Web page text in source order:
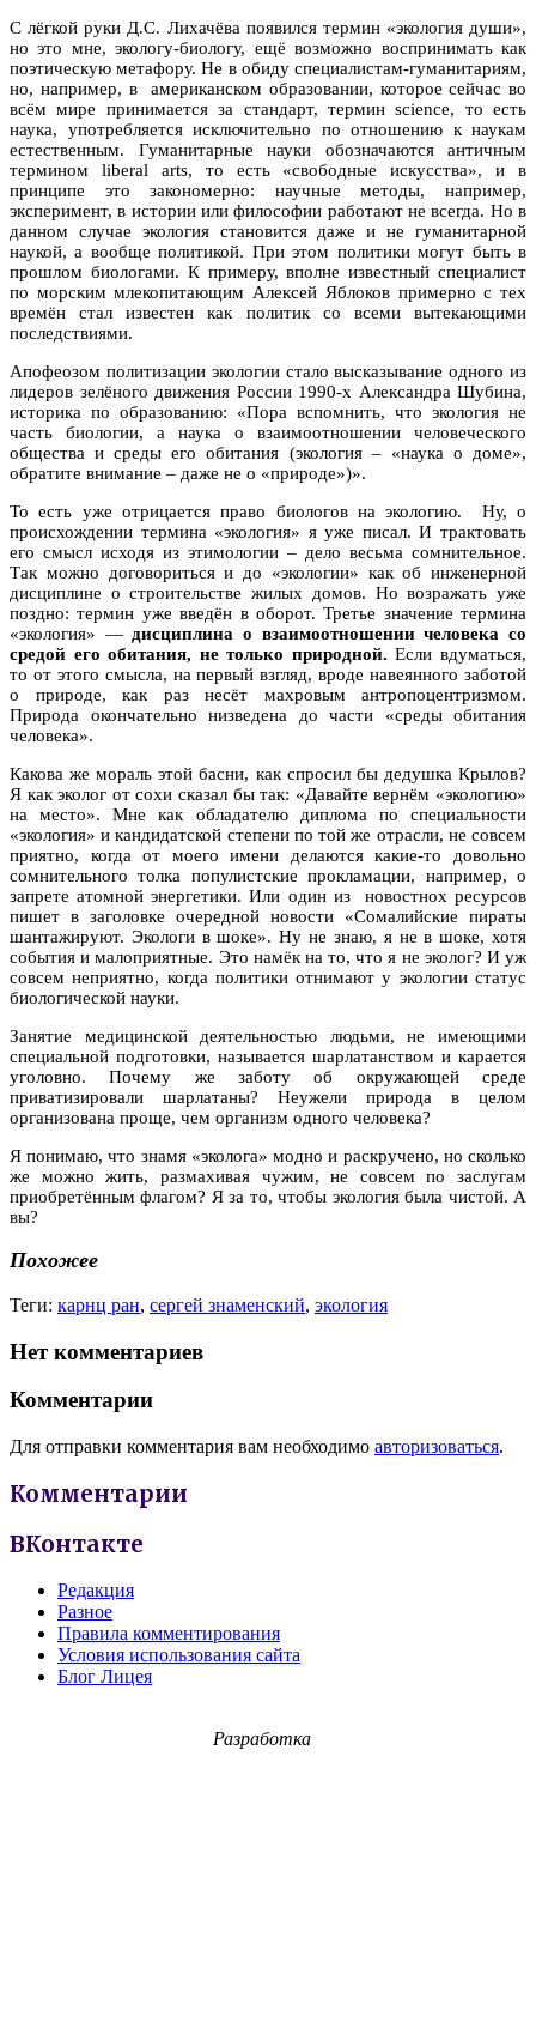
С лёгкой руки Д.С. Лихачёва появился термин «экология души»,
но это мне, экологу-биологу, ещё возможно воспринимать как
поэтическую метафору. Не в обиду специалистам-гуманитариям,
но, например, в американском образовании, которое сейчас во
всём мире принимается за стандарт, термин science, то есть
наука, употребляется исключительно по отношению к наукам
естественным. Гуманитарные науки обозначаются античным
термином liberal arts, то есть «свободные искусства», и в
принципе это закономерно: научные методы, например,
эксперимент, в истории или философии работают не всегда. Но в
данном случае экология становится даже и не гуманитарной
наукой, а вообще политикой. При этом политики могут быть в
прошлом биологами. К примеру, вполне известный специалист
по морским млекопитающим Алексей Яблоков примерно с тех
времён стал известен как политик со всеми вытекающими
последствиями.
Апофеозом политизации экологии стало высказывание одного из
лидеров зелёного движения России 1990-х Александра Шубина,
историка по образованию: «Пора вспомнить, что экология не
часть биологии, а наука о взаимоотношении человеческого
общества и среды его обитания (экология – «наука о доме»,
обратите внимание – даже не о «природе»)».
То есть уже отрицается право биологов на экологию. Ну, о
происхождении термина «экология» я уже писал. И трактовать
его смысл исходя из этимологии – дело весьма сомнительное.
Так можно договориться и до «экологии» как об инженерной
дисциплине о строительстве жилых домов. Но возражать уже
поздно: термин уже введён в оборот. Третье значение термина
«экология» — дисциплина о взаимоотношении человека со
средой его обитания, не только природной.Если вдуматься,
то от этого смысла, на первый взгляд, вроде навеянного заботой
о природе, как раз несёт махровым антропоцентризмом.
Природа окончательно низведена до части «среды обитания
человека».
Какова же мораль этой басни, как спросил бы дедушка Крылов?
Я как эколог от сохи сказал бы так: «Давайте вернём «экологию»
на место». Мне как обладателю диплома по специальности
«экология» и кандидатской степени по той же отрасли, не совсем
приятно, когда от моего имени делаются какие-то довольно
сомнительного толка популистские прокламации, например, о
запрете атомной энергетики. Или один из новостнох ресурсов
пишет в заголовке очередной новости «Сомалийские пираты
шантажируют. Экологи в шоке». Ну не знаю, я не в шоке, хотя
события и малоприятные. Это намёк на то, что я не эколог? И уж
совсем неприятно, когда политики отнимают у экологии статус
биологической науки.
Занятие медицинской деятельностью людьми, не имеющими
специальной подготовки, называется шарлатанством и карается
уголовно. Почему же заботу об окружающей среде
приватизировали шарлатаны? Неужели природа в целом
организована проще, чем организм одного человека?
Я понимаю, что знамя «эколога» модно и раскручено, но сколько
же можно жить, размахивая чужим, не совсем по заслугам
приобретённым флагом? Я за то, чтобы экология была чистой. А
вы?
Похожее
Теги: карнц ран, сергей знаменский, экология
Нет комментариев
Комментарии
Для отправки комментария вам необходимо авторизоваться.
Комментарии
ВКонтакте
Редакция
Разное
Правила комментирования
Условия использования сайта
Блог Лицея
Разработка